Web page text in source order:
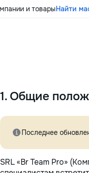
и товарыНайти
1. Общие
Последнее
SRL «Br Team Pro»